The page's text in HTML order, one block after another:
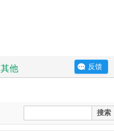
其他 反馈
搜索